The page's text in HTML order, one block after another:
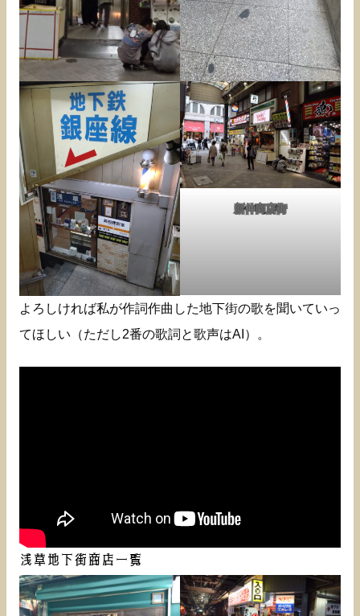
新仲商店街
よろしければ私が作詞作曲した地下街の歌を聞いていっ
てほしい（ただし2番の歌詞と歌声はAI）。
浅草地下街商店一覧